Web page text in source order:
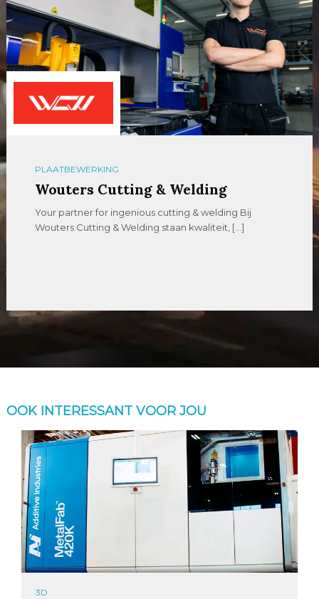
PLAATBEWERKING
Wouters Cutting & Welding
Your partner for ingenious cutting & welding Bij
Wouters Cutting & Welding staan kwaliteit, […]
OOK INTERESSANT VOOR JOU
3D